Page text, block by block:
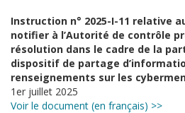
Instruction n° 2025-I-11 relative
notifier à l’Autorité de contrôle
résolution dans le cadre de la
dispositif de partage
renseignements sur les
1er juillet 2025
Voir le document (en français) >>